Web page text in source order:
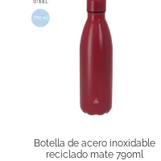
Botella de acero inoxidable
reciclado mate 790ml